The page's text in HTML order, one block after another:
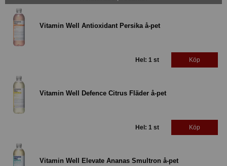
Vitamin Well Antioxidant Persika å-pet
Hel: 1 st Köp
Vitamin Well Defence Citrus Fläder å-pet
Hel: 1 st Köp
Vitamin Well Elevate Ananas Smultron å-pet